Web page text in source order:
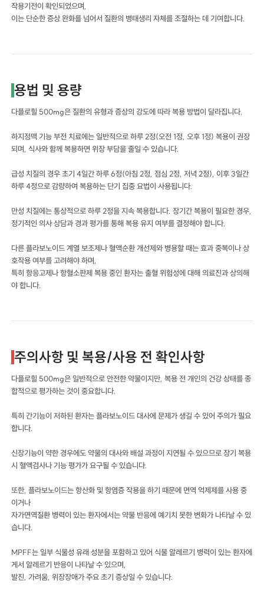
작용기전이 확인되었으며,
이는 단순한 증상 완화를 넘어서 질환의 병태생리 자체를 조절하는 데 기여합니다.
용법 및 용량
다플로힐 500mg은 질환의 유형과 증상의 강도에 따라 복용 방법이 달라집니다.
하지정맥 기능 부전 치료에는 일반적으로 하루 2정(오전 1정, 오후 1정) 복용이 권장
되며, 식사와 함께 복용하면 위장 부담을 줄일 수 있습니다.
급성 치질의 경우 초기 4일간 하루 6정(아침 2정, 점심 2정, 저녁 2정), 이후 3일간
하루 4정으로 감량하여 복용하는 단기 집중 요법이 사용됩니다.
만성 치질에는 통상적으로 하루 2정을 지속 복용합니다. 장기간 복용이 필요한 경우,
정기적인 의사 상담과 경과 평가를 통해 복용 유지 여부를 결정해야 합니다.
다른 플라보노이드 계열 보조제나 혈액순환 개선제와 병용할 때는 효과 중복이나 상
호작용 여부를 고려해야 하며,
특히 항응고제나 항혈소판제 복용 중인 환자는 출혈 위험성에 대해 의료진과 상의해
야 합니다.
주의사항 및 복용/사용 전 확인사항
다플로힐 500mg은 일반적으로 안전한 약물이지만, 복용 전 개인의 건강 상태를 종
합적으로 평가하는 것이 중요합니다.
특히 간기능이 저하된 환자는 플라보노이드 대사에 문제가 생길 수 있어 주의가 필요
합니다.
신장기능이 약한 경우에도 약물의 대사와 배설 과정이 지연될 수 있으므로 장기 복용
시 혈액검사나 기능 평가가 요구될 수 있습니다.
또한, 플라보노이드는 항산화 및 항염증 작용을 하기 때문에 면역 억제제를 사용 중
이거나
자가면역질환 병력이 있는 환자에서는 약물 반응에 예기치 못한 변화가 나타날 수 있
습니다.
MPFF는 일부 식물성 유래 성분을 포함하고 있어 식물 알레르기 병력이 있는 환자에
게서 알레르기 반응이 나타날 수 있으며,
발진, 가려움, 위장장애가 주요 초기 증상일 수 있습니다.